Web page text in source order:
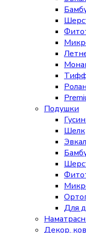
Подушки
Шелк
Для
Декор.